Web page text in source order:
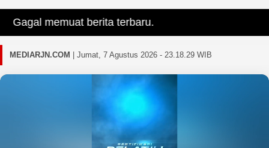
memuat berita terbaru.
MEDIARJN.COM Jumat, 7 Agustus 2026 - 23.18.31 WIB